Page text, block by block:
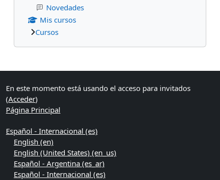
Novedades
Mis cursos
Cursos
Bloques suplementarios
En este momento está usando el acceso para invitados
(Acceder)
Página Principal
Español - Internacional ‎(es)‎
English ‎(en)‎
English (United States) ‎(en_us)‎
Español - Argentina ‎(es_ar)‎
Español - Internacional ‎(es)‎